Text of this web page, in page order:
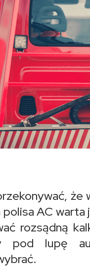
polisa AC
rozsądną
pod lupę